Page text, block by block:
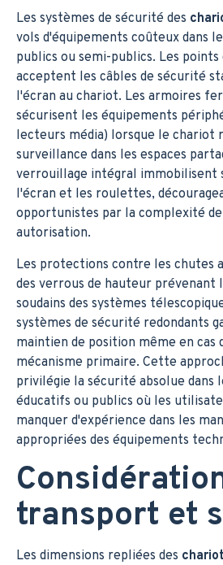
Les systèmes de sécurité des
vols d'équipements coûteux dans
publics ou semi-publics. Les
acceptent les câbles de sécurité
l'écran au chariot. Les armoires
sécurisent les équipements
lecteurs média) lorsque le chariot
surveillance dans les espaces
verrouillage intégral immobilisent
l'écran et les roulettes,
opportunistes par la complexité
autorisation.
Les protections contre les chutes
des verrous de hauteur prévenant
soudains des systèmes
systèmes de sécurité redondants
maintien de position même en cas
mécanisme primaire. Cette
privilégie la sécurité absolue dans
éducatifs ou publics où les
manquer d'expérience dans les
appropriées des équipements
transport et
Les dimensions repliées des